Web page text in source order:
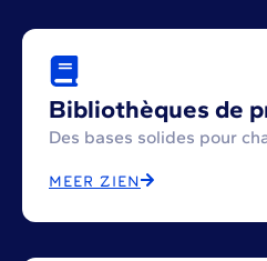
Bibliothèques de
Des bases solides pour
MEER ZIEN